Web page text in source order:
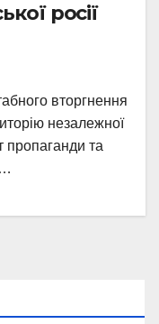
росії
вторгнення
незалежної
пропаганди та